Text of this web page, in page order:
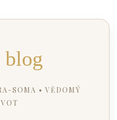
blog
SOMA • VĚDOMÝ